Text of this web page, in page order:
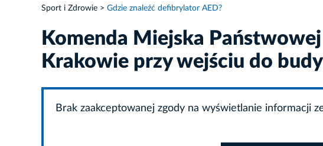
Sport i Zdrowie Gdzie znaleźć defibrylator AED?
Komenda Miejska
Krakowie przy wejściu do
Brak zaakceptowanej zgody na wyświetlanie informacji